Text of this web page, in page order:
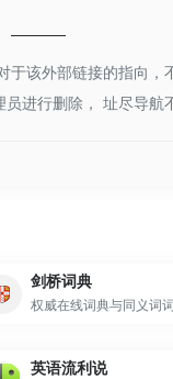
该外部链接的指向
进行删除， 址尽导航
剑桥词典
权威在线词典与同义词
英语流利说